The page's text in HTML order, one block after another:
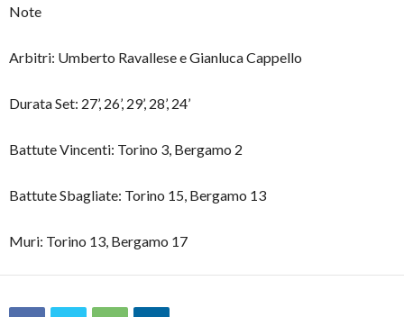
Note
Arbitri: Umberto Ravallese e Gianluca Cappello
Durata Set: 27’, 26’, 29’, 28’, 24’
Battute Vincenti: Torino 3, Bergamo 2
Battute Sbagliate: Torino 15, Bergamo 13
Muri: Torino 13, Bergamo 17